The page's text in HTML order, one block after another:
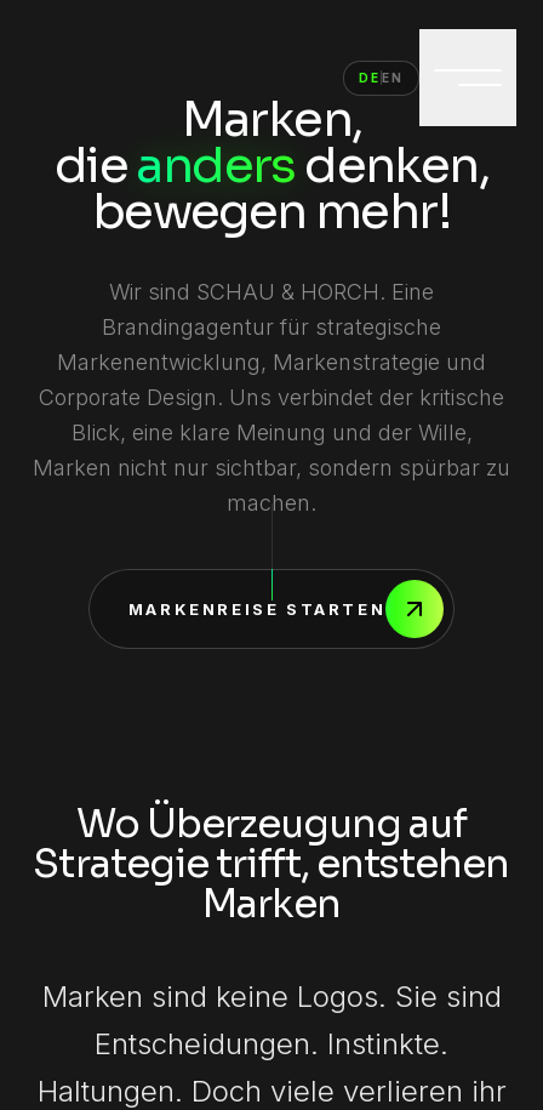
DE EN
Marken,
dieandersdenken,
bewegen mehr!
Wir sind SCHAU & HORCH. Eine
Brandingagentur für strategische
Markenentwicklung, Markenstrategie und
Corporate Design. Uns verbindet der kritische
Blick, eine klare Meinung und der Wille,
Marken nicht nur sichtbar, sondern spürbar zu
machen.
MARKENREISE STARTEN
Wo Überzeugung auf
Strategie trifft, entstehen
Marken
Marken sind keine Logos. Sie sind
Entscheidungen. Instinkte.
Haltungen. Doch viele verlieren ihr